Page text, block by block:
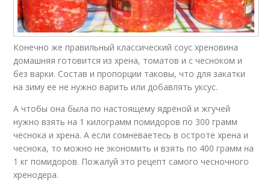
Конечно же правильный классический соус хреновина
домашняя готовится из хрена, томатов и с чесноком и
без варки. Состав и пропорции таковы, что для закатки
на зиму ее не нужно варить или добавлять уксус.
А чтобы она была по настоящему ядрёной и жгучей
нужно взять на 1 килограмм помидоров по 300 грамм
чеснока и хрена. А если сомневаетесь в остроте хрена и
чеснока, то можно не экономить и взять по 400 грамм на
1 кг помидоров. Пожалуй это рецепт самого чесночного
хренодера.